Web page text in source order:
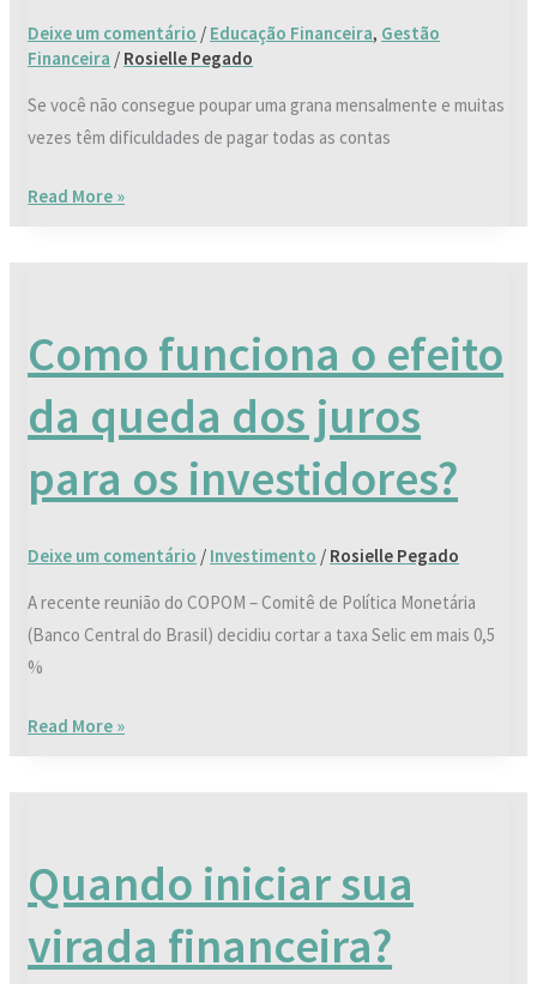
Deixe um comentário / Educação Financeira, Gestão
Financeira / Rosielle Pegado
Se você não consegue poupar uma grana mensalmente e muitas
vezes têm dificuldades de pagar todas as contas
Read More »
Como funciona o efeito
da queda dos juros
para os investidores?
Deixe um comentário / Investimento / Rosielle Pegado
A recente reunião do COPOM – Comitê de Política Monetária
(Banco Central do Brasil) decidiu cortar a taxa Selic em mais 0,5
%
o
efeito
da
queda
dos
juros
os
investidores?
Read More »
Quando iniciar sua
virada financeira?
sua
virada
financeira?